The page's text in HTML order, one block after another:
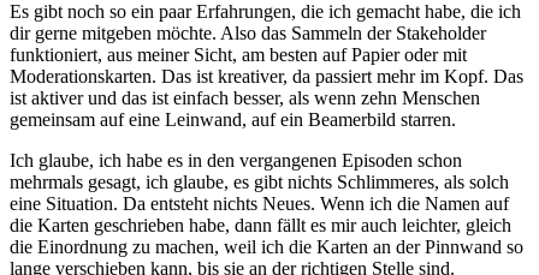
Es gibt noch so ein paar Erfahrungen, die ich gemacht habe, die ich
dir gerne mitgeben möchte. Also das Sammeln der Stakeholder
funktioniert, aus meiner Sicht, am besten auf Papier oder mit
Moderationskarten. Das ist kreativer, da passiert mehr im Kopf. Das
ist aktiver und das ist einfach besser, als wenn zehn Menschen
gemeinsam auf eine Leinwand, auf ein Beamerbild starren.
Ich glaube, ich habe es in den vergangenen Episoden schon
mehrmals gesagt, ich glaube, es gibt nichts Schlimmeres, als solch
eine Situation. Da entsteht nichts Neues. Wenn ich die Namen auf
die Karten geschrieben habe, dann fällt es mir auch leichter, gleich
die Einordnung zu machen, weil ich die Karten an der Pinnwand so
lange verschieben kann, bis sie an der richtigen Stelle sind.